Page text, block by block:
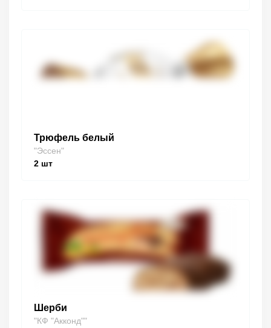
Трюфель белый
"Эссен"
2 шт
Шерби
"КФ "Акконд""